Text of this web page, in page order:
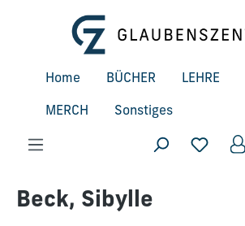
Zum Hauptinhalt springen
Home BÜCHER LEHRE
MERCH Sonstiges
Beck, Sibylle